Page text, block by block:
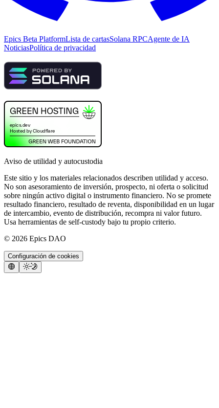
Epics Beta PlatformLista de cartasSolana RPCAgente de IA
NoticiasPolítica de privacidad
Aviso de utilidad y autocustodia
Este sitio y los materiales relacionados describen utilidad y acceso.
No son asesoramiento de inversión, prospecto, ni oferta o solicitud
sobre ningún activo digital o instrumento financiero. No se promete
resultado financiero, resultado de reventa, disponibilidad en un lugar
de intercambio, evento de distribución, recompra ni valor futuro.
Usa herramientas de self-custody bajo tu propio criterio.
© 2026 Epics DAO
Configuración de cookies